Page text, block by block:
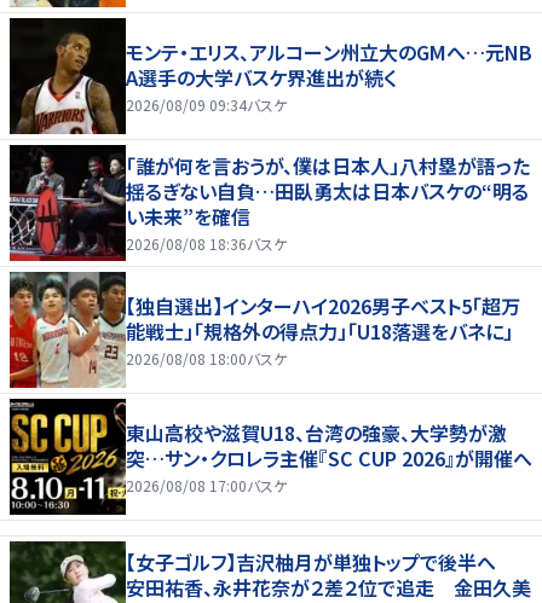
モンテ・エリス、アルコーン州立大のGMへ…元NB
A選手の大学バスケ界進出が続く
2026/08/09 09:34バスケ
「誰が何を言おうが、僕は日本人」八村塁が語った
揺るぎない自負…田臥勇太は日本バスケの“明る
い未来”を確信
2026/08/08 18:36バスケ
【独自選出】インターハイ2026男子ベスト5「超万
能戦士」「規格外の得点力」「U18落選をバネに」
2026/08/08 18:00バスケ
東山高校や滋賀U18、台湾の強豪、大学勢が激
突…サン・クロレラ主催『SC CUP 2026』が開催へ
2026/08/08 17:00バスケ
【女子ゴルフ】吉沢柚月が単独トップで後半へ
安田祐香、永井花奈が２差２位で追走 金田久美